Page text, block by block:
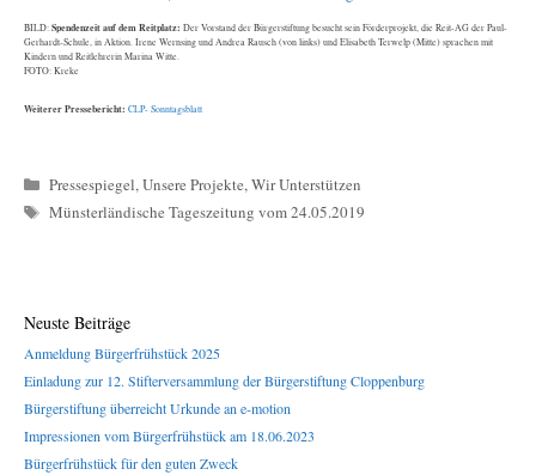
BILD: Spendenzeit auf dem Reitplatz: Der Vorstand der Bürgerstiftung besucht sein Förderprojekt, die Reit-AG der Paul-
Gerhardt-Schule, in Aktion. Irene Wernsing und Andrea Rausch (von links) und Elisabeth Terwelp (Mitte) sprachen mit
Kindern und Reitlehrerin Marina Witte.
FOTO: Kreke
Weiterer Pressebericht: CLP- Sonntagsblatt
Kategorien
Pressespiegel,Unsere Projekte,Wir Unterstützen
Schlagwörter
Münsterländische Tageszeitung vom 24.05.2019
Neuste Beiträge
Anmeldung Bürgerfrühstück 2025
Einladung zur 12. Stifterversammlung der Bürgerstiftung Cloppenburg
Bürgerstiftung überreicht Urkunde an e-motion
Impressionen vom Bürgerfrühstück am 18.06.2023
Bürgerfrühstück für den guten Zweck